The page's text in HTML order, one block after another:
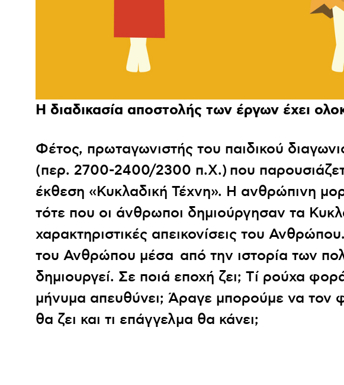
Μαθαίνω Ηχογραφώ Ψηφιακή έκθεση
Η διαδικασία αποστολής των έργων έχει
Φέτος, πρωταγωνιστής του παιδικού
(περ. 2700-2400/2300 π.Χ.) που
έκθεση «Κυκλαδική Τέχνη». H ανθρώπινη
τότε που οι άνθρωποι δημιούργησαν τα
χαρακτηριστικές απεικονίσεις του
του Ανθρώπου μέσα από την ιστορία των
δημιουργεί. Σε ποιά εποχή ζει; Tί ρούχα
μήνυμα απευθύνει; Άραγε μπορούμε να τον
θα ζει και τι επάγγελμα θα κάνει;